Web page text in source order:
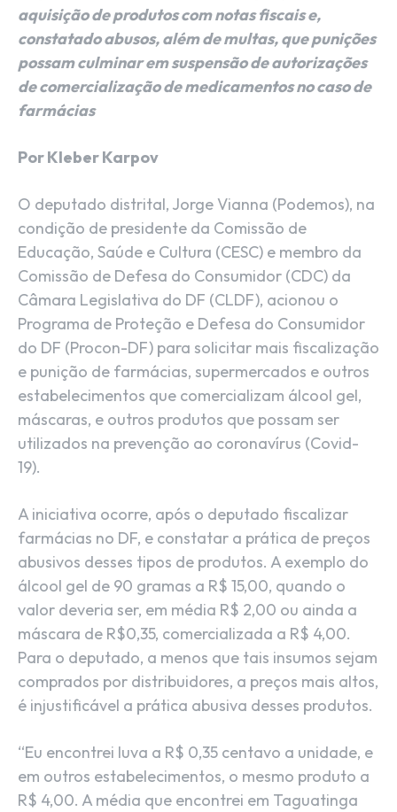
aquisição de produtos com notas fiscais e,
constatado abusos, além de multas, que punições
possam culminar em suspensão de autorizações
de comercialização de medicamentos no caso de
farmácias
Por Kleber Karpov
O deputado distrital, Jorge Vianna (Podemos), na
condição de presidente da Comissão de
Educação, Saúde e Cultura (CESC) e membro da
Comissão de Defesa do Consumidor (CDC) da
Câmara Legislativa do DF (CLDF), acionou o
Programa de Proteção e Defesa do Consumidor
do DF (Procon-DF) para solicitar mais fiscalização
e punição de farmácias, supermercados e outros
estabelecimentos que comercializam álcool gel,
máscaras, e outros produtos que possam ser
utilizados na prevenção ao coronavírus (Covid-
19).
A iniciativa ocorre, após o deputado fiscalizar
farmácias no DF, e constatar a prática de preços
abusivos desses tipos de produtos. A exemplo do
álcool gel de 90 gramas a R$ 15,00, quando o
valor deveria ser, em média R$ 2,00 ou ainda a
máscara de R$0,35, comercializada a R$ 4,00.
Para o deputado, a menos que tais insumos sejam
comprados por distribuidores, a preços mais altos,
é injustificável a prática abusiva desses produtos.
“Eu encontrei luva a R$ 0,35 centavo a unidade, e
em outros estabelecimentos, o mesmo produto a
R$ 4,00. A média que encontrei em Taguatinga